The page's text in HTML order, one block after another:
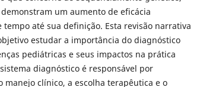
um aumento de eficácia
até sua definição. Esta revisão narrativa
estudar a importância do diagnóstico
pediátricas e seus impactos na prática
diagnóstico é responsável por
clínico, a escolha terapêutica e o